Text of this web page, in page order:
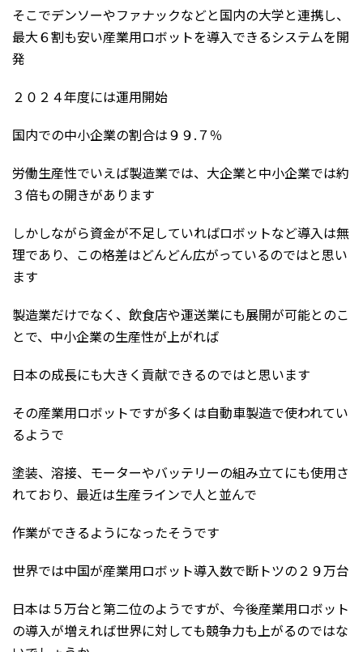
そこでデンソーやファナックなどと国内の大学と連携し、
最大６割も安い産業用ロボットを導入できるシステムを開
発
２０２４年度には運用開始
国内での中小企業の割合は９９.７％
労働生産性でいえば製造業では、大企業と中小企業では約
３倍もの開きがあります
しかしながら資金が不足していればロボットなど導入は無
理であり、この格差はどんどん広がっているのではと思い
ます
製造業だけでなく、飲食店や運送業にも展開が可能とのこ
とで、中小企業の生産性が上がれば
日本の成長にも大きく貢献できるのではと思います
その産業用ロボットですが多くは自動車製造で使われてい
るようで
塗装、溶接、モーターやバッテリーの組み立てにも使用さ
れており、最近は生産ラインで人と並んで
作業ができるようになったそうです
世界では中国が産業用ロボット導入数で断トツの２９万台
日本は５万台と第二位のようですが、今後産業用ロボット
の導入が増えれば世界に対しても競争力も上がるのではな